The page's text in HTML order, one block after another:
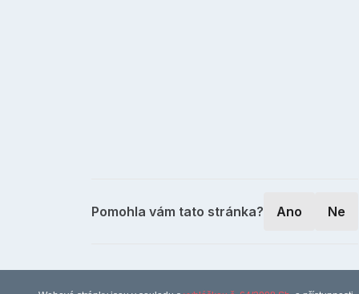
Pomohla vám tato stránka? Ano Ne